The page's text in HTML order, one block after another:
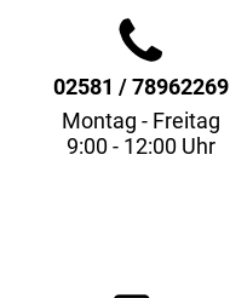
02581 / 78962269
Montag - Freitag
9:00 - 12:00 Uhr